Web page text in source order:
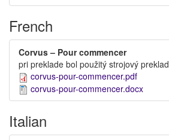
French
Corvus – Pour commencer
pri preklade bol použitý strojový preklad
corvus-pour-commencer.pdf
corvus-pour-commencer.docx
Italian